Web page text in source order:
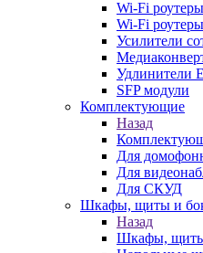
Wi-Fi
Wi-Fi
Усилители
Удлинители
SFP модули
Комплектующие
Назад
Для
Для
Для СКУД
Шкафы, щиты и
Назад
Шкафы,